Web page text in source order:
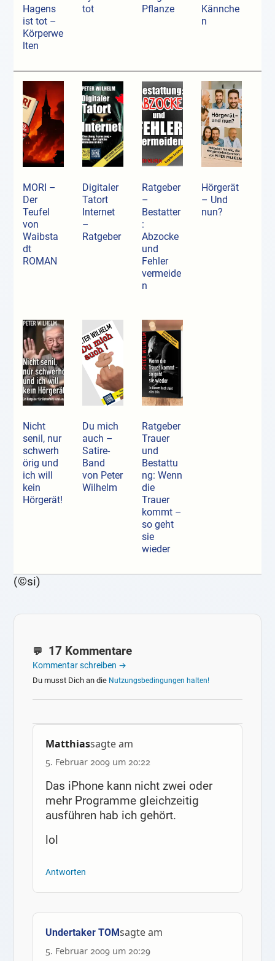
Hagens
ist tot –
Körperwe
lten
tot
Pflanze
Kännche
n
MORI –
Der
Teufel
von
Waibsta
dt
ROMAN
Digitaler
Tatort
Internet
–
Ratgeber
Ratgeber
–
Bestatter
:
Abzocke
und
Fehler
vermeide
n
Hörgerät
– Und
nun?
Nicht
senil, nur
schwerh
örig und
ich will
kein
Hörgerät!
Du mich
auch –
Satire-
Band
von Peter
Wilhelm
Ratgeber
Trauer
und
Bestattu
ng: Wenn
die
Trauer
kommt –
so geht
sie
wieder
(©si)
17 Kommentare
Kommentar schreiben →
Du musst Dich an die Nutzungsbedingungen halten!
Matthiassagte am
5. Februar 2009 um 20:22
Das iPhone kann nicht zwei oder
mehr Programme gleichzeitig
ausführen hab ich gehört.
lol
Antworten
Undertaker TOMsagte am
5. Februar 2009 um 20:29